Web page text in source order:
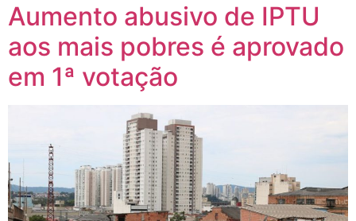
Aumento abusivo de IPTU
aos mais pobres é aprovado
em 1ª votação